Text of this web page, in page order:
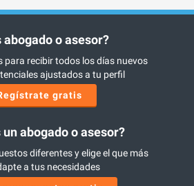
abogado o asesor?
para recibir todos los días nuevos
ajustados a tu perfil
gratis
un abogado o asesor?
diferentes y elige el que más
a tus necesidades